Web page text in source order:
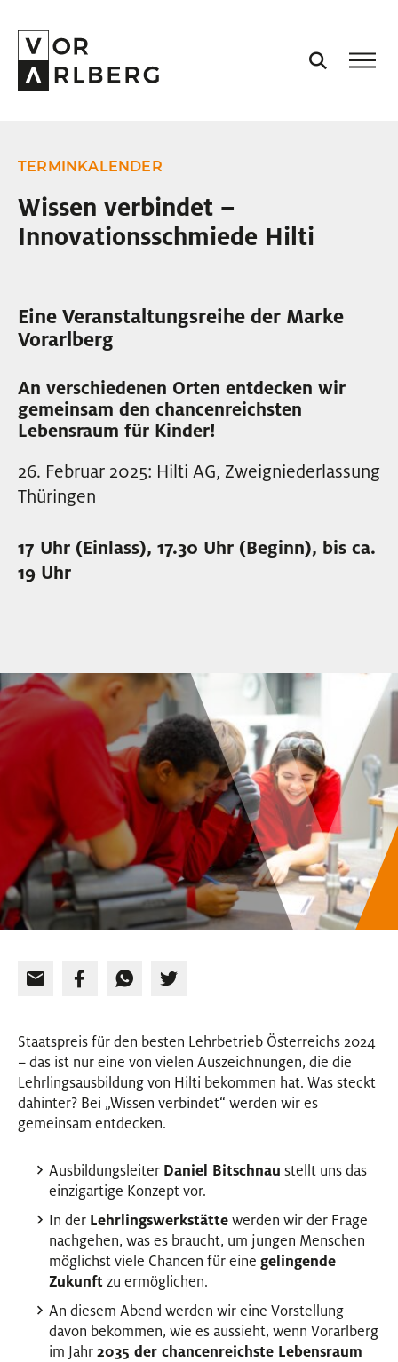
PROJEKTE
EVENTS
NEWSLETTER
TERMINKALENDER
Wissen verbindet –
Innovationsschmiede Hilti
Eine Veranstaltungsreihe der Marke
Vorarlberg
An verschiedenen Orten entdecken wir
gemeinsam den chancenreichsten
Lebensraum für Kinder!
26. Februar 2025: Hilti AG, Zweigniederlassung
Thüringen
17 Uhr (Einlass), 17.30 Uhr (Beginn), bis ca.
19 Uhr
Staatspreis für den besten Lehrbetrieb Österreichs 2024
– das ist nur eine von vielen Auszeichnungen, die die
Lehrlingsausbildung von Hilti bekommen hat. Was steckt
dahinter? Bei „Wissen verbindet“ werden wir es
gemeinsam entdecken.
Ausbildungsleiter Daniel Bitschnau stellt uns das
einzigartige Konzept vor.
In der Lehrlingswerkstättewerden wir der Frage
nachgehen, was es braucht, um jungen Menschen
möglichst viele Chancen für eine gelingende
Zukunftzu ermöglichen.
An diesem Abend werden wir eine Vorstellung
davon bekommen, wie es aussieht, wenn Vorarlberg
im Jahr2035 der chancenreichste Lebensraum